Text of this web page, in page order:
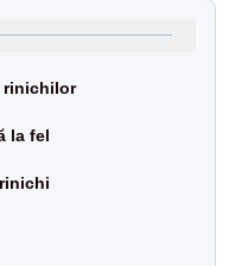
rinichilor
la fel